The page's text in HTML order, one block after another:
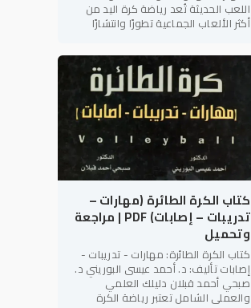
اللعب الحديثة تُعد رياضة كرة اليد من
أكثر الألعاب الجماعية تطورًا وانتشارًا
سرعة الأداء، والتنوع الخططي،
كتاب الكرة الطائرة (مهارات –
تدريبات – إصابات) PDF | مراجعة
وتحميل
كتاب الكرة الطائرة: مهارات - تدريبات -
إصابات تأليف: د. أحمد عيسى البوريني د.
صبحي أحمد قبلان دليلك العلمي
والعملي الشامل تعتبر رياضة الكرة